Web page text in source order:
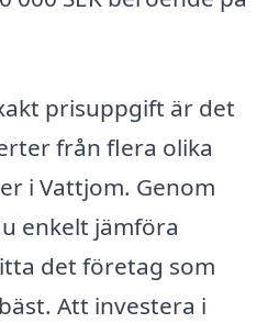
prisuppgift är det
från flera olika
i Vattjom. Genom
enkelt jämföra
det företag som
Att investera i